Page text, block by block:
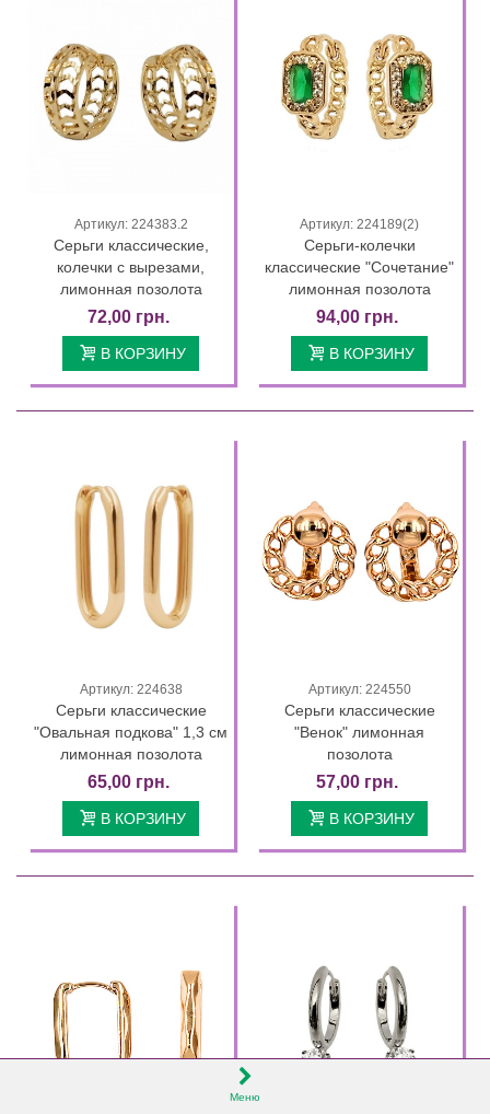
Артикул: 224383.2
Серьги классические,
колечки с вырезами,
лимонная позолота
72,00 грн.
В КОРЗИНУ
Артикул: 224189(2)
Серьги-колечки
классические "Сочетание"
лимонная позолота
94,00 грн.
В КОРЗИНУ
Артикул: 224638
Серьги классические
"Овальная подкова" 1,3 см
лимонная позолота
65,00 грн.
В КОРЗИНУ
Артикул: 224550
Серьги классические
"Венок" лимонная
позолота
57,00 грн.
В КОРЗИНУ
Меню